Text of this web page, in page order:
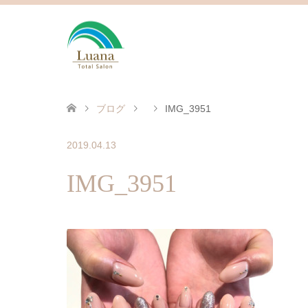
ブログ IMG_3951
2019.04.13
IMG_3951